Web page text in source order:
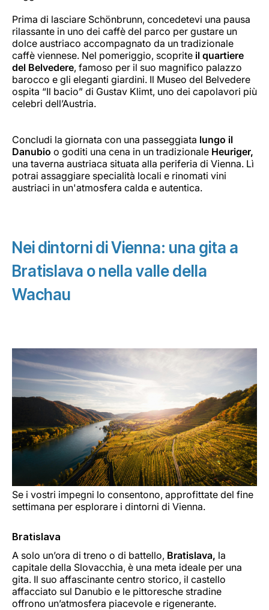
Prima di lasciare Schönbrunn, concedetevi una pausa
rilassante in uno dei caffè del parco per gustare un
dolce austriaco accompagnato da un tradizionale
caffè viennese. Nel pomeriggio, scoprite il quartiere
del Belvedere, famoso per il suo magnifico palazzo
barocco e gli eleganti giardini. Il Museo del Belvedere
ospita “Il bacio” di Gustav Klimt, uno dei capolavori più
celebri dell’Austria.
Concludi la giornata con una passeggiata lungo il
Danubio o goditi una cena in un tradizionale Heuriger,
una taverna austriaca situata alla periferia di Vienna. Lì
potrai assaggiare specialità locali e rinomati vini
austriaci in un'atmosfera calda e autentica.
Nei dintorni di Vienna: una gita a
Bratislava o nella valle della
Wachau
Se i vostri impegni lo consentono, approfittate del fine
settimana per esplorare i dintorni di Vienna.
Bratislava
A solo un’ora di treno o di battello, Bratislava, la
capitale della Slovacchia, è una meta ideale per una
gita. Il suo affascinante centro storico, il castello
affacciato sul Danubio e le pittoresche stradine
offrono un’atmosfera piacevole e rigenerante.